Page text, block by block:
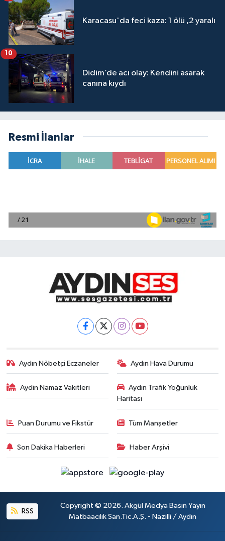
Karacasu'da feci kaza: 1 ölü ,2 yaralı
Didim’de acı olay: Kendini asarak
canına kıydı
10
Resmi İlanlar
Aydın Nöbetçi Eczaneler Aydın Hava Durumu
Aydin Namaz Vakitleri
Aydın Trafik Yoğunluk
Haritası
Puan Durumu ve Fikstür Tüm Manşetler
Son Dakika Haberleri Haber Arşivi
RSS
Copyright © 2026. Akgül Medya Basın Yayın
Matbaacılık San.Tic.A.Ş. - Nazilli / Aydın